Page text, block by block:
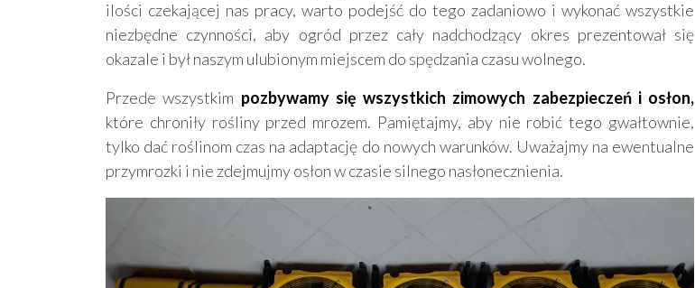
ilości czekającej nas pracy, warto podejść do tego zadaniowo i wykonać wszystkie
niezbędne czynności, aby ogród przez cały nadchodzący okres prezentował się
okazale i był naszym ulubionym miejscem do spędzania czasu wolnego.
Przede wszystkim pozbywamy się wszystkich zimowych zabezpieczeń i osłon,
które chroniły rośliny przed mrozem. Pamiętajmy, aby nie robić tego gwałtownie,
tylko dać roślinom czas na adaptację do nowych warunków. Uważajmy na ewentualne
przymrozki i nie zdejmujmy osłon w czasie silnego nasłonecznienia.